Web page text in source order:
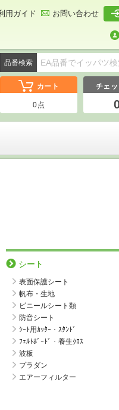
用ガイド お問い合わせ
品番検索
カート
0点
チェ
シート
表面保護シート
帆布・生地
ビニールシート類
防音シート
ｼｰﾄ用ｶｯﾀｰ・ｽﾀﾝﾄﾞ
ﾌｪﾙﾄﾎﾞｰﾄﾞ・養生ｸﾛｽ
波板
プラダン
エアーフィルター